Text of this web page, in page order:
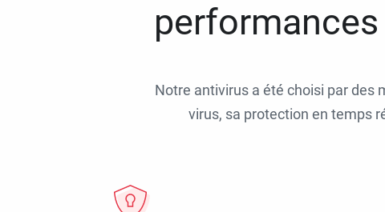
Notre antivirus a été choisi par des
virus, sa protection en temps